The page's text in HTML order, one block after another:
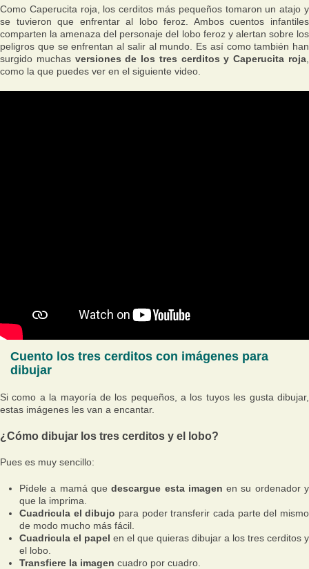
Como Caperucita roja, los cerditos más pequeños tomaron un atajo y
se tuvieron que enfrentar al lobo feroz. Ambos cuentos infantiles
comparten la amenaza del personaje del lobo feroz y alertan sobre los
peligros que se enfrentan al salir al mundo. Es así como también han
surgido muchasversiones de los tres cerditos y Caperucita roja
como la que puedes ver en el siguiente video.
Cuento los tres cerditos con imágenes para
dibujar
Si como a la mayoría de los pequeños, a los tuyos les gusta dibujar,
estas imágenes les van a encantar.
¿Cómo dibujar los tres cerditos y el lobo?
Pues es muy sencillo:
Pídele a mamá quedescargue esta imagen en su ordenador y
que la imprima.
Cuadricula el dibujo para poder transferir cada parte del mismo
de modo mucho más fácil.
Cuadricula el papel en el que quieras dibujar a los tres cerditos y
el lobo.
Transfiere la imagen cuadro por cuadro.